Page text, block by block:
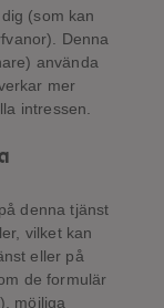
(som kan
Denna
använda
mer
intressen.
denna tjänst
vilket kan
eller på
de formulär
möjliga